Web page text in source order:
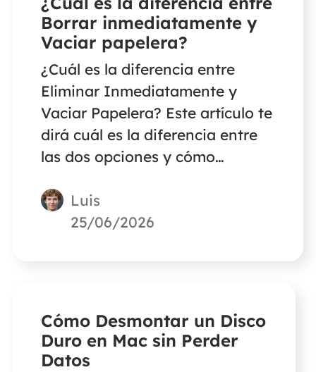
Borrar inmediatamente y
Vaciar papelera?
¿Cuál es la diferencia entre
Eliminar Inmediatamente y
Vaciar Papelera? Este artículo te
dirá cuál es la diferencia entre
las dos opciones y cómo
mediante Borrar
inmediatamente y Vaciar
Luis
25/06/2026
Cómo Desmontar un Disco
Duro en Mac sin Perder
Datos